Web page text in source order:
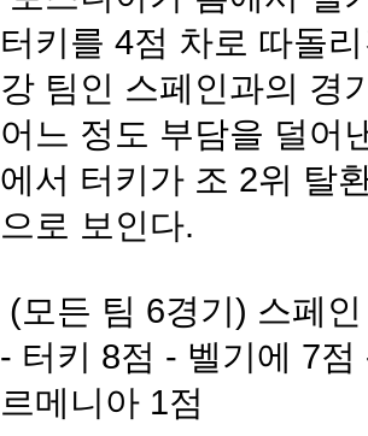
터키를 4점 차로 따돌
강 팀인 스페인과의 경
어느 정도 부담을 덜어
에서 터키가 조 2위 탈
으로 보인다.
(모든 팀 6경기) 스페
- 터키 8점 - 벨기에 7
르메니아 1점